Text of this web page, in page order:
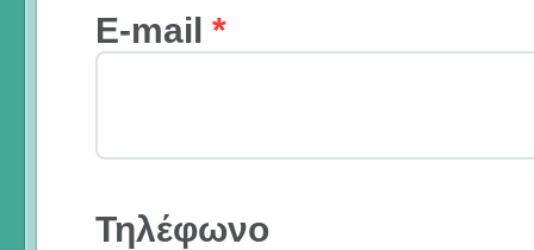
E-mail *
Τηλέφωνο